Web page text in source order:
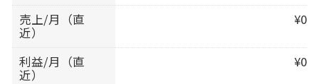
売上/月（直
近）
¥0
利益/月（直
近）
¥0